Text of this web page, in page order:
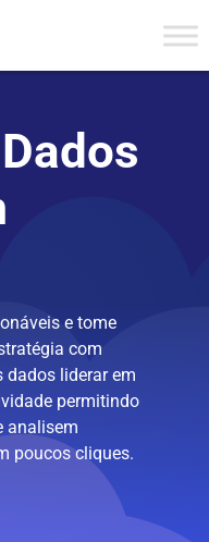
e tome
com
dados liderar em
permitindo
analisem
poucos cliques.